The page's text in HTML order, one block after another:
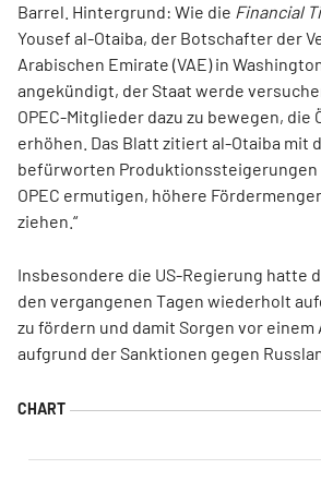
Barrel. Hintergrund: Wie die Financial
Yousef al-Otaiba, der Botschafter der
Arabischen Emirate (VAE) in
angekündigt, der Staat werde
OPEC-Mitglieder dazu zu bewegen, die
erhöhen. Das Blatt zitiert al-Otaiba mit
befürworten Produktionssteigerungen
OPEC ermutigen, höhere
ziehen.“
Insbesondere die US-Regierung hatte
den vergangenen Tagen wiederholt
zu fördern und damit Sorgen vor
aufgrund der Sanktionen gegen